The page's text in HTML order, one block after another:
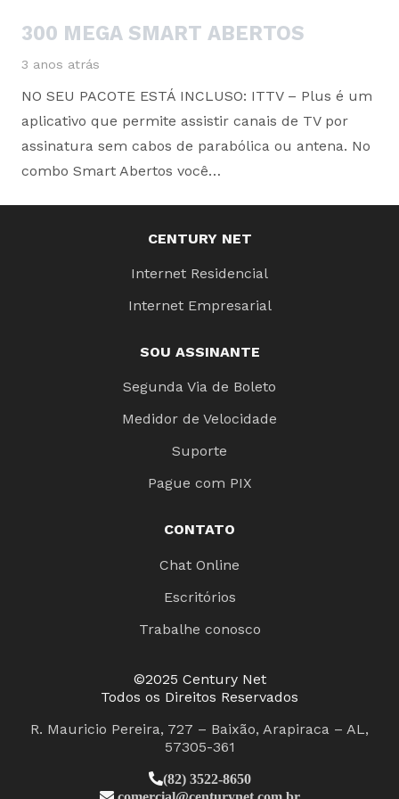
300 MEGA SMART ABERTOS
3 anos atrás
NO SEU PACOTE ESTÁ INCLUSO: ITTV – Plus é um
aplicativo que permite assistir canais de TV por
assinatura sem cabos de parabólica ou antena. No
combo Smart Abertos você…
CENTURY NET
Internet Residencial
Internet Empresarial
SOU ASSINANTE
Segunda Via de Boleto
Medidor de Velocidade
Suporte
Pague com PIX
CONTATO
Chat Online
Escritórios
Trabalhe conosco
©2025 Century Net
Todos os Direitos Reservados
R. Mauricio Pereira, 727 – Baixão, Arapiraca – AL,
57305-361
(82) 3522-8650
comercial@centurynet.com.br